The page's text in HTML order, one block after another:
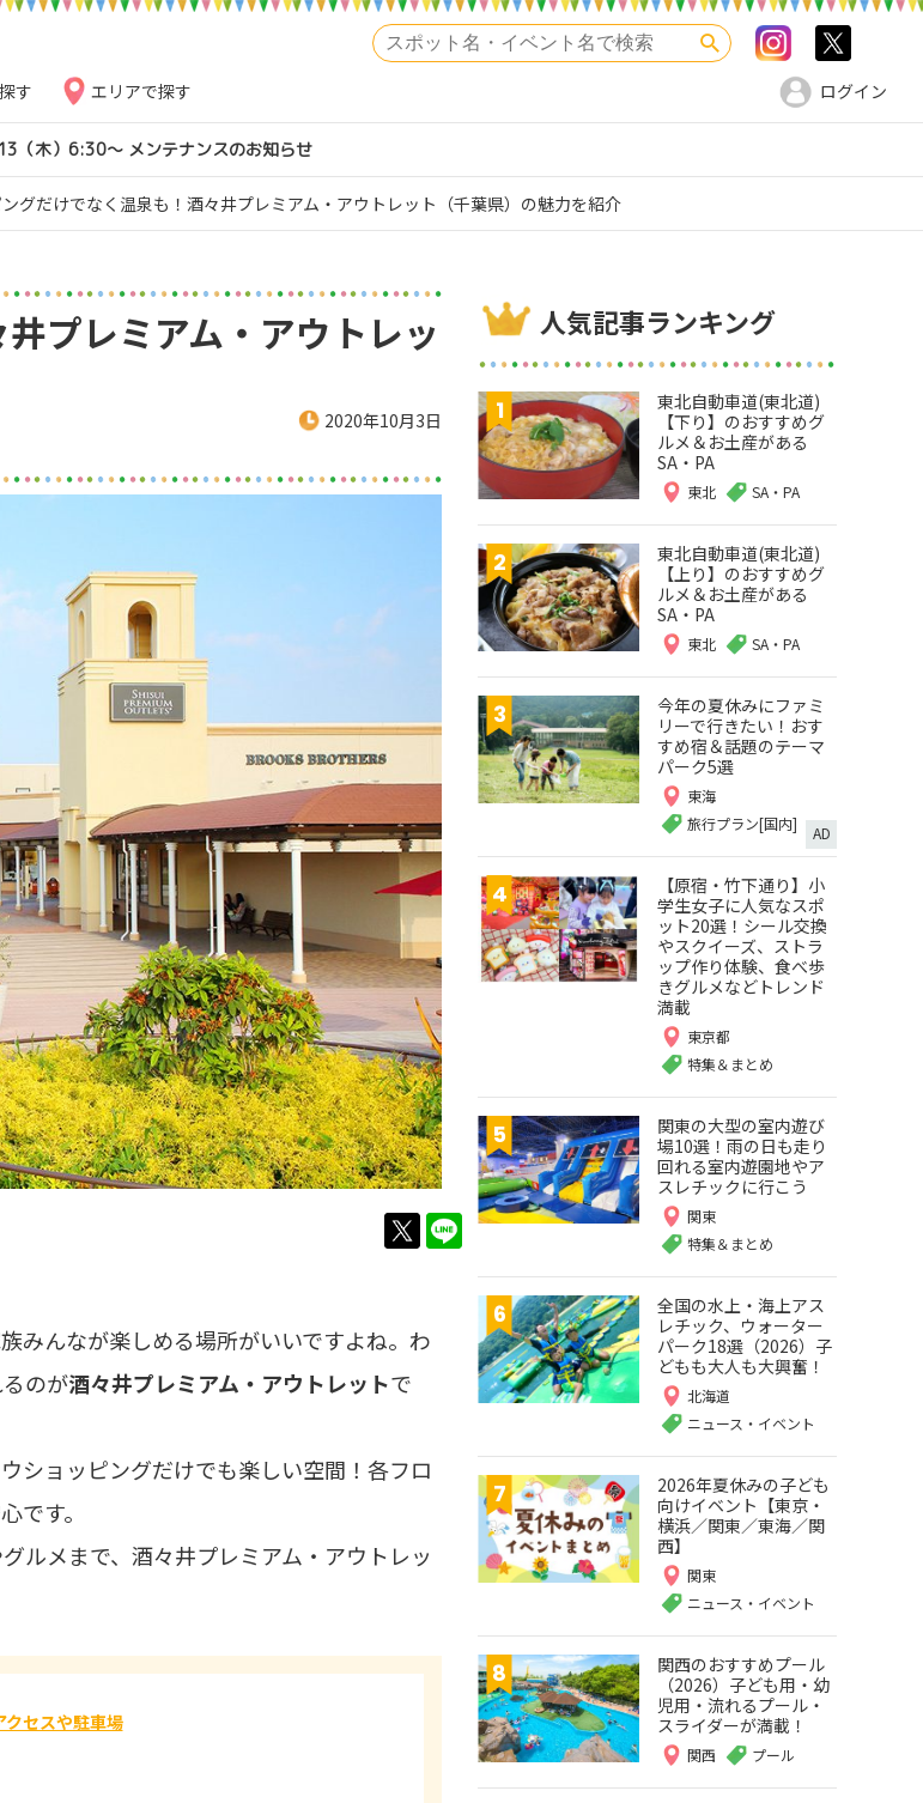
検索 Instagram
す エリアで探す ログイン
（木）6:30～ メンテナンスのお知らせ
グだけでなく温泉も！酒々井プレミアム・アウトレット（千葉県）の魅力を紹介
プレミアム・アウトレッ
2020年10月3日
twitterLINE
みんなが楽しめる場所がいいですよね。わ
のが酒々井プレミアム・アウトレットで
ショッピングだけでも楽しい空間！各フロ
です。
ルメまで、酒々井プレミアム・アウトレッ
セスや駐車場
人気記事ランキング
東北自動車道(東北道)
【下り】のおすすめグ
ルメ＆お土産がある
SA・PA
東北 SA・PA
東北自動車道(東北道)
【上り】のおすすめグ
ルメ＆お土産がある
SA・PA
東北 SA・PA
今年の夏休みにファミ
リーで行きたい！おす
すめ宿＆話題のテーマ
パーク5選
東海
旅行プラン[国内]
AD
【原宿・竹下通り】小
学生女子に人気なスポ
ット20選！シール交換
やスクイーズ、ストラ
ップ作り体験、食べ歩
きグルメなどトレンド
満載
東京都
特集＆まとめ
関東の大型の室内遊び
場10選！雨の日も走り
回れる室内遊園地やア
スレチックに行こう
関東
特集＆まとめ
全国の水上・海上アス
レチック、ウォーター
パーク18選（2026）子
どもも大人も大興奮！
北海道
ニュース・イベント
2026年夏休みの子ども
向けイベント【東京・
横浜／関東／東海／関
西】
関東
ニュース・イベント
関西のおすすめプール
（2026）子ども用・幼
児用・流れるプール・
スライダーが満載！
関西 プール